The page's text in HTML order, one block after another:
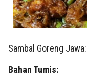
Sambal Goreng
Bahan Tumis: